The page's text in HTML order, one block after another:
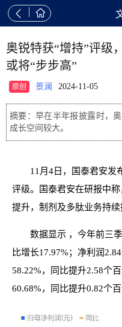
 
奥锐特获“增持”评级
或将“步步高”
原创 景澜 2024-11-05
摘要：早在半年报披露时，
成长空间较大。
11月4日，国泰君安发
评级。国泰君安在研报中
提升，制剂及多肽业务持续
数据显示 ，今年前三
比增长17.97%；净利润
58.22%，同比提升2.58个
60.68%，同比提升0.82个